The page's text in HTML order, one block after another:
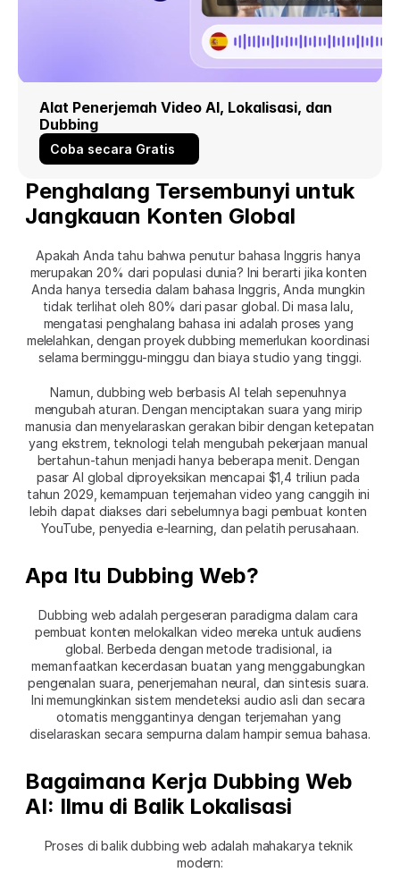
Alat Penerjemah Video AI, Lokalisasi, dan
Dubbing
Coba secara Gratis
Penghalang Tersembunyi untuk
Jangkauan Konten Global
Apakah Anda tahu bahwa penutur bahasa Inggris hanya
merupakan 20% dari populasi dunia? Ini berarti jika konten
Anda hanya tersedia dalam bahasa Inggris, Anda mungkin
tidak terlihat oleh 80% dari pasar global. Di masa lalu,
mengatasi penghalang bahasa ini adalah proses yang
melelahkan, dengan proyek dubbing memerlukan koordinasi
selama berminggu-minggu dan biaya studio yang tinggi.
Namun, dubbing web berbasis AI telah sepenuhnya
mengubah aturan. Dengan menciptakan suara yang mirip
manusia dan menyelaraskan gerakan bibir dengan ketepatan
yang ekstrem, teknologi telah mengubah pekerjaan manual
bertahun-tahun menjadi hanya beberapa menit. Dengan
pasar AI global diproyeksikan mencapai $1,4 triliun pada
tahun 2029, kemampuan terjemahan video yang canggih ini
lebih dapat diakses dari sebelumnya bagi pembuat konten
YouTube, penyedia e-learning, dan pelatih perusahaan.
Apa Itu Dubbing Web?
Dubbing web adalah pergeseran paradigma dalam cara
pembuat konten melokalkan video mereka untuk audiens
global. Berbeda dengan metode tradisional, ia
memanfaatkan kecerdasan buatan yang menggabungkan
pengenalan suara, penerjemahan neural, dan sintesis suara.
Ini memungkinkan sistem mendeteksi audio asli dan secara
otomatis menggantinya dengan terjemahan yang
diselaraskan secara sempurna dalam hampir semua bahasa.
Bagaimana Kerja Dubbing Web
AI: Ilmu di Balik Lokalisasi
Proses di balik dubbing web adalah mahakarya teknik
modern: